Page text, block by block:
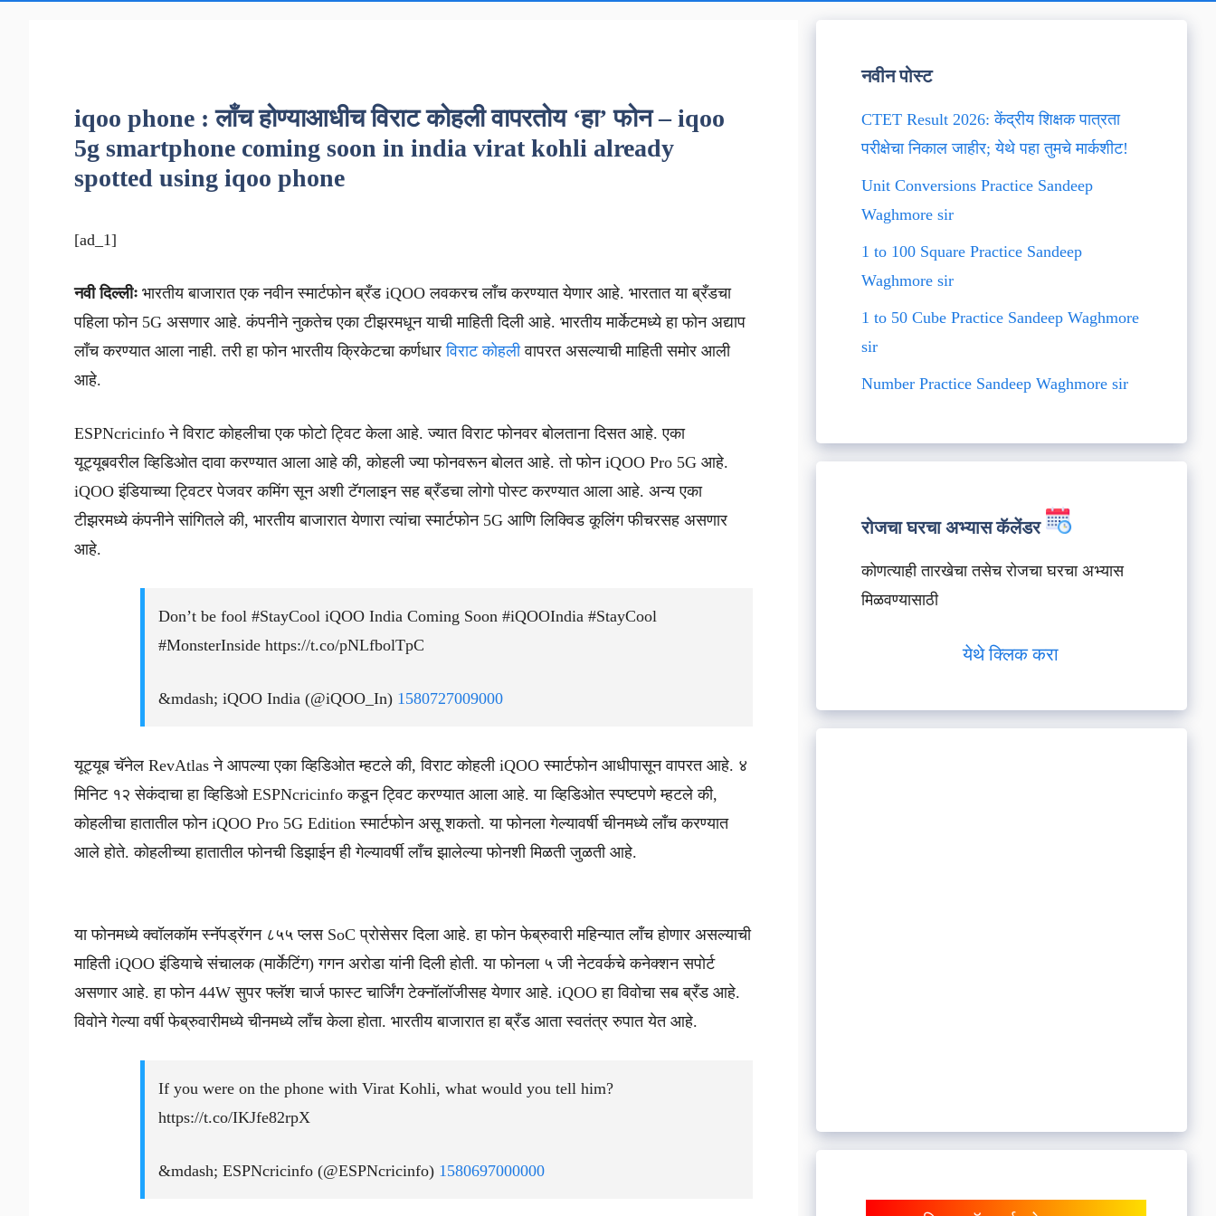
iqoo phone : लाँच होण्याआधीच विराट कोहली वापरतोय ‘हा’ फोन – iqoo
5g smartphone coming soon in india virat kohli already
spotted using iqoo phone
[ad_1]
नवी दिल्लीः भारतीय बाजारात एक नवीन स्मार्टफोन ब्रँड iQOO लवकरच लाँच करण्यात येणार आहे. भारतात या ब्रँडचा
पहिला फोन 5G असणार आहे. कंपनीने नुकतेच एका टीझरमधून याची माहिती दिली आहे. भारतीय मार्केटमध्ये हा फोन अद्याप
लाँच करण्यात आला नाही. तरी हा फोन भारतीय क्रिकेटचा कर्णधारविराट कोहलीवापरत असल्याची माहिती समोर आली
आहे.
ESPNcricinfo ने विराट कोहलीचा एक फोटो ट्विट केला आहे. ज्यात विराट फोनवर बोलताना दिसत आहे. एका
यूट्यूबवरील व्हिडिओत दावा करण्यात आला आहे की, कोहली ज्या फोनवरून बोलत आहे. तो फोन iQOO Pro 5G आहे.
iQOO इंडियाच्या ट्विटर पेजवर कमिंग सून अशी टॅगलाइन सह ब्रँडचा लोगो पोस्ट करण्यात आला आहे. अन्य एका
टीझरमध्ये कंपनीने सांगितले की, भारतीय बाजारात येणारा त्यांचा स्मार्टफोन 5G आणि लिक्विड कूलिंग फीचरसह असणार
आहे.
Don’t be fool #StayCool iQOO India Coming Soon #iQOOIndia #StayCool
#MonsterInside https://t.co/pNLfbolTpC
&mdash; iQOO India (@iQOO_In) 1580727009000
यूट्यूब चॅनेल RevAtlas ने आपल्या एका व्हिडिओत म्हटले की, विराट कोहली iQOO स्मार्टफोन आधीपासून वापरत आहे. ४
मिनिट १२ सेकंदाचा हा व्हिडिओ ESPNcricinfo कडून ट्विट करण्यात आला आहे. या व्हिडिओत स्पष्टपणे म्हटले की,
कोहलीचा हातातील फोन iQOO Pro 5G Edition स्मार्टफोन असू शकतो. या फोनला गेल्यावर्षी चीनमध्ये लाँच करण्यात
आले होते. कोहलीच्या हातातील फोनची डिझाईन ही गेल्यावर्षी लाँच झालेल्या फोनशी मिळती जुळती आहे.
या फोनमध्ये क्वॉलकॉम स्नॅपड्रॅगन ८५५ प्लस SoC प्रोसेसर दिला आहे. हा फोन फेब्रुवारी महिन्यात लाँच होणार असल्याची
माहिती iQOO इंडियाचे संचालक (मार्केटिंग) गगन अरोडा यांनी दिली होती. या फोनला ५ जी नेटवर्कचे कनेक्शन सपोर्ट
असणार आहे. हा फोन 44W सुपर फ्लॅश चार्ज फास्ट चार्जिंग टेक्नॉलॉजीसह येणार आहे. iQOO हा विवोचा सब ब्रँड आहे.
विवोने गेल्या वर्षी फेब्रुवारीमध्ये चीनमध्ये लाँच केला होता. भारतीय बाजारात हा ब्रँड आता स्वतंत्र रुपात येत आहे.
If you were on the phone with Virat Kohli, what would you tell him?
https://t.co/IKJfe82rpX
&mdash; ESPNcricinfo (@ESPNcricinfo) 1580697000000
नवीन पोस्ट
CTET Result 2026: केंद्रीय शिक्षक पात्रता
परीक्षेचा निकाल जाहीर; येथे पहा तुमचे मार्कशीट!
Unit Conversions Practice Sandeep
Waghmore sir
1 to 100 Square Practice Sandeep
Waghmore sir
1 to 50 Cube Practice Sandeep Waghmore
sir
Number Practice Sandeep Waghmore sir
रोजचा घरचा अभ्यास कॅलेंडर
कोणत्याही तारखेचा तसेच रोजचा घरचा अभ्यास
मिळवण्यासाठी
येथे क्लिक करा